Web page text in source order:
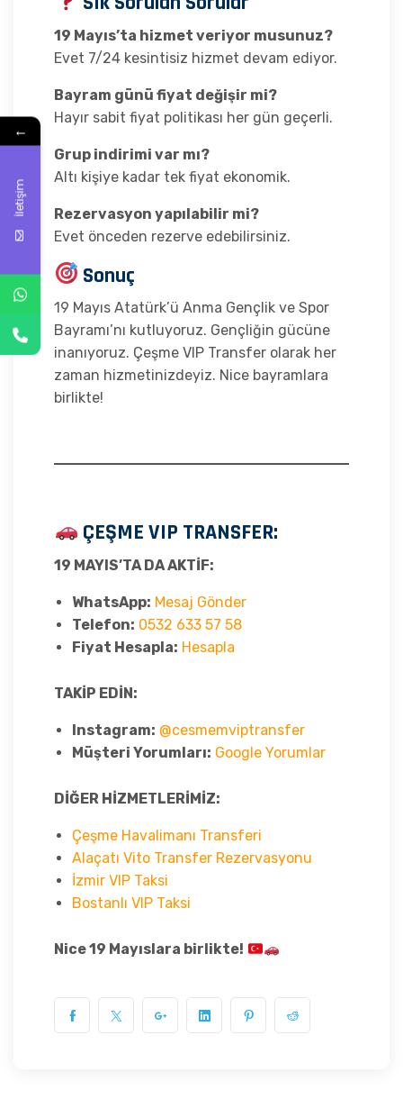
19 Mayıs’ta hizmet veriyor musunuz?
Evet 7/24 kesintisiz hizmet devam ediyor.
Bayram günü fiyat değişir mi?
Hayır sabit fiyat politikası her gün geçerli.
Grup indirimi var mı?
Altı kişiye kadar tek fiyat ekonomik.
Rezervasyon yapılabilir mi?
Evet önceden rezerve edebilirsiniz.
Sonuç
19 Mayıs Atatürk’ü Anma Gençlik ve Spor
Bayramı’nı kutluyoruz. Gençliğin gücüne
inanıyoruz. Çeşme VIP Transfer olarak her
zaman hizmetinizdeyiz. Nice bayramlara
birlikte!
ÇEŞME VIP TRANSFER:
19 MAYIS’TA DA AKTİF:
WhatsApp: Mesaj Gönder
Telefon: 0532 633 57 58
Fiyat Hesapla: Hesapla
TAKİP EDİN:
Instagram: @cesmemviptransfer
Müşteri Yorumları: Google Yorumlar
DİĞER HİZMETLERİMİZ:
Çeşme Havalimanı Transferi
Alaçatı Vito Transfer Rezervasyonu
İzmir VIP Taksi
Bostanlı VIP Taksi
Nice 19 Mayıslara birlikte!
←
İletişim